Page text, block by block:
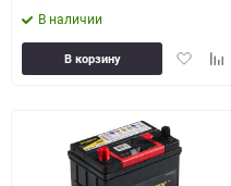
В наличии
В корзину